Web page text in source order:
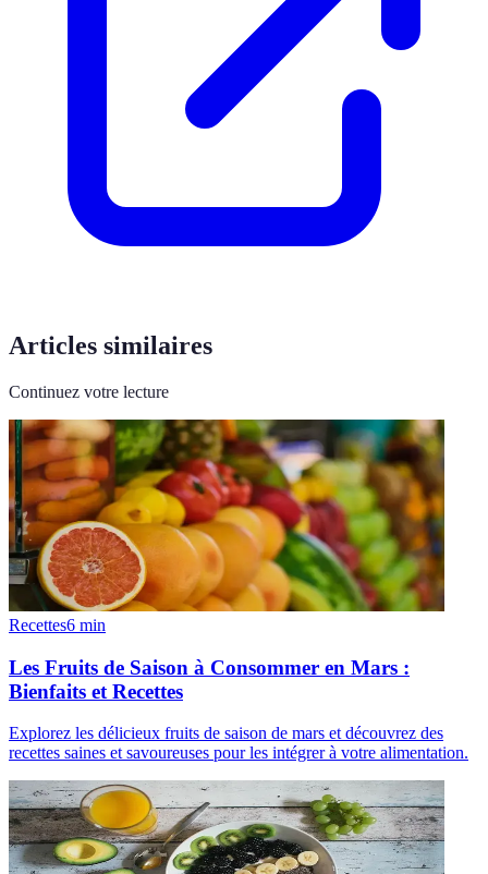
Articles similaires
Continuez votre lecture
Recettes6 min
Les Fruits de Saison à Consommer en Mars :
Bienfaits et Recettes
Explorez les délicieux fruits de saison de mars et découvrez des
recettes saines et savoureuses pour les intégrer à votre alimentation.